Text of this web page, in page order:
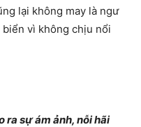
lại không may là ngư
vì không chịu nổi
ra sự ám ảnh, nỗi hãi